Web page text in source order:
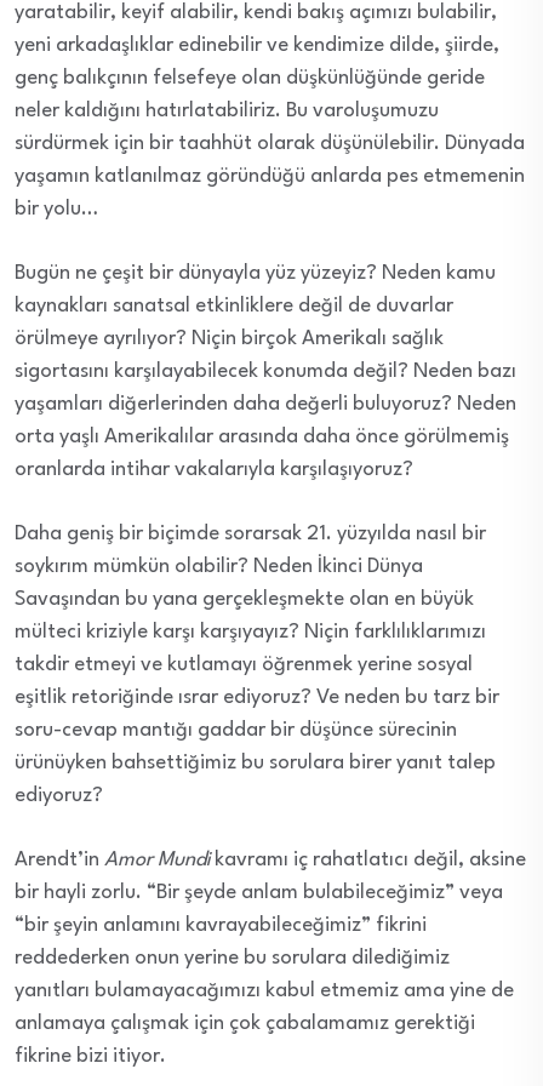
yaratabilir, keyif alabilir, kendi bakış açımızı bulabilir,
yeni arkadaşlıklar edinebilir ve kendimize dilde, şiirde,
genç balıkçının felsefeye olan düşkünlüğünde geride
neler kaldığını hatırlatabiliriz. Bu varoluşumuzu
sürdürmek için bir taahhüt olarak düşünülebilir. Dünyada
yaşamın katlanılmaz göründüğü anlarda pes etmemenin
bir yolu…
Bugün ne çeşit bir dünyayla yüz yüzeyiz? Neden kamu
kaynakları sanatsal etkinliklere değil de duvarlar
örülmeye ayrılıyor? Niçin birçok Amerikalı sağlık
sigortasını karşılayabilecek konumda değil? Neden bazı
yaşamları diğerlerinden daha değerli buluyoruz? Neden
orta yaşlı Amerikalılar arasında daha önce görülmemiş
oranlarda intihar vakalarıyla karşılaşıyoruz?
Daha geniş bir biçimde sorarsak 21. yüzyılda nasıl bir
soykırım mümkün olabilir? Neden İkinci Dünya
Savaşından bu yana gerçekleşmekte olan en büyük
mülteci kriziyle karşı karşıyayız? Niçin farklılıklarımızı
takdir etmeyi ve kutlamayı öğrenmek yerine sosyal
eşitlik retoriğinde ısrar ediyoruz? Ve neden bu tarz bir
soru-cevap mantığı gaddar bir düşünce sürecinin
ürünüyken bahsettiğimiz bu sorulara birer yanıt talep
ediyoruz?
Arendt’in Amor Mundikavramı iç rahatlatıcı değil, aksine
bir hayli zorlu. “Bir şeyde anlam bulabileceğimiz” veya
“bir şeyin anlamını kavrayabileceğimiz” fikrini
reddederken onun yerine bu sorulara dilediğimiz
yanıtları bulamayacağımızı kabul etmemiz ama yine de
anlamaya çalışmak için çok çabalamamız gerektiği
fikrine bizi itiyor.